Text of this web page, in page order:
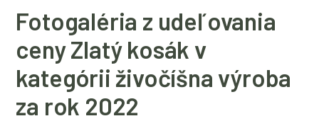
Fotogaléria z udeľovania
ceny Zlatý kosák v
kategórii živočíšna výroba
za rok 2022